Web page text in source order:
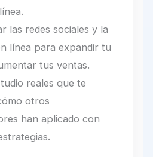
las redes sociales y la
línea para expandir tu
tus ventas.
reales que te
otros
han aplicado con